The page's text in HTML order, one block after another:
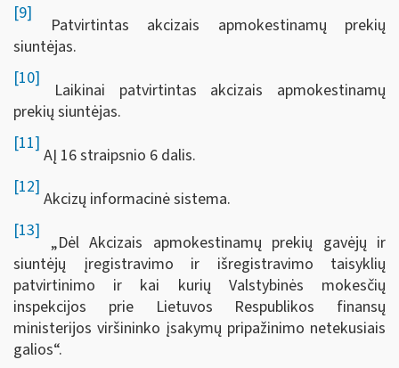
[9]
Patvirtintas akcizais apmokestinamų prekių
siuntėjas.
[10]
Laikinai patvirtintas akcizais apmokestinamų
prekių siuntėjas.
[11]
AĮ 16 straipsnio 6 dalis.
[12]
Akcizų informacinė sistema.
[13]
„Dėl Akcizais apmokestinamų prekių gavėjų ir
siuntėjų įregistravimo ir išregistravimo taisyklių
patvirtinimo ir kai kurių Valstybinės mokesčių
inspekcijos prie Lietuvos Respublikos finansų
ministerijos viršininko įsakymų pripažinimo netekusiais
galios“.